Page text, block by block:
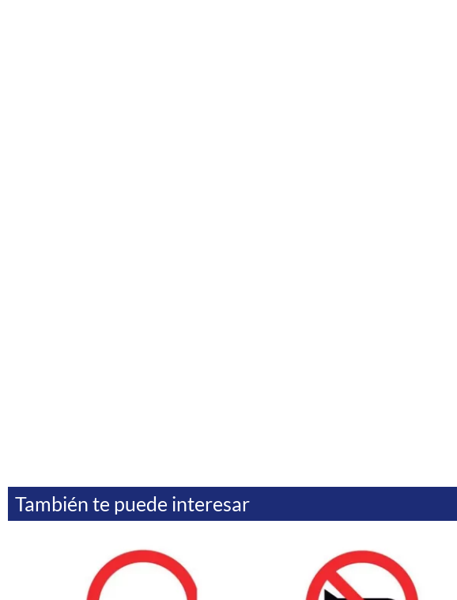
También te puede interesar